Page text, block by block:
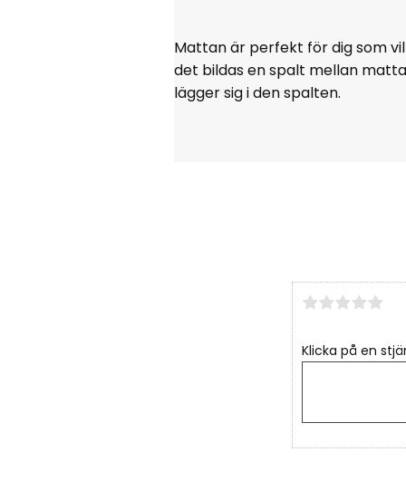
Mattan är perfekt för dig som
det bildas en spalt mellan
lägger sig i den spalten.
Klicka på en